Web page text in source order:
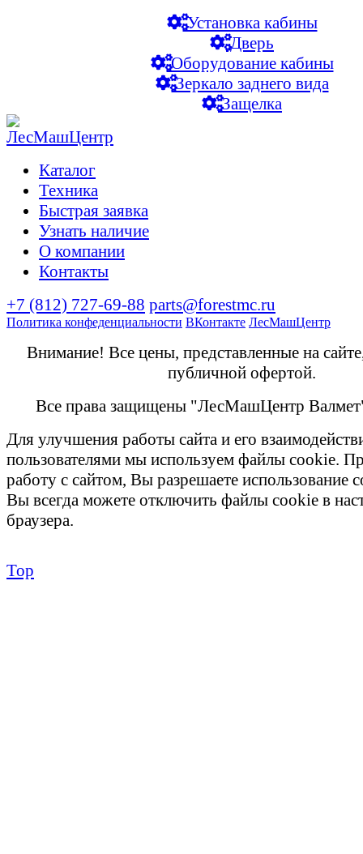
Установка кабины
Дверь
Оборудование кабины
Зеркало заднего вида
Защелка
Каталог
Техника
Быстрая заявка
Узнать наличие
О компании
Контакты
+7 (812) 727-69-88 parts@forestmc.ru
Политика конфеденциальности ВКонтакте ЛесМашЦентр
Внимание! Все цены, представленные на
публичной офертой.
Все права защищены "ЛесМашЦентр
Для улучшения работы сайта и его
пользователями мы используем файлы cookie.
работу с сайтом, Вы разрешаете использование
Вы всегда можете отключить файлы cookie в
браузера.
Top